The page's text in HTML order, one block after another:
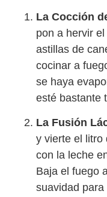
La Cocción
pon a hervir
astillas de
cocinar a
se haya
esté bastante
La Fusión
y vierte el litro
con la leche
Baja el fuego
suavidad